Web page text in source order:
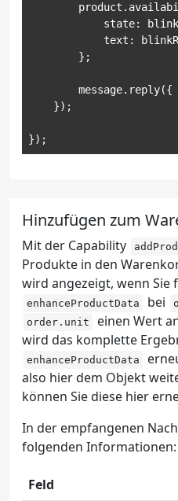
        product
.
            state
:
            text
:
};
        message
. reply({
});
});
Hinzufügen zum
Mit der Capability
Produkte in den
wird angezeigt, wenn Sie
enhanceProductData bei
order.unit
einen Wert
wird das komplette
enhanceProductData
also hier dem Objekt
können Sie diese hier
In der empfangenen
folgenden Informationen:
Feld